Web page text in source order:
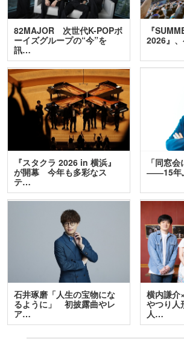
82MAJOR 次世代K-POPボ
ーイズグループの“今”を
訊…
『
2026』
『スタクラ 2026 in 横浜』
が開幕 今年も多彩なス
テ…
「同窓
――15年
石井琢磨「人生の宝物にな
るように」 初披露曲やレ
ア…
横内謙介
やつり
人…